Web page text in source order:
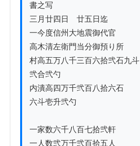
書之写
三月廿四日ゟ廿五日迄
一今度信州大地震御代官
高木清左衛門当分御預り所
村高五万八千三百六拾弐石九斗
弐合弐勺
内潰高四万千弐百八拾六石
六斗壱升弐勺
一家数六千八百七拾弐軒
一人数弐万千弐百拾五人